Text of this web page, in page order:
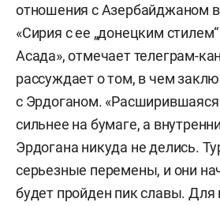
отношения с Азербайджаном
«Сирия с ее „донецким
Асада», отмечает телеграм-
рассуждает о том, в чем
с Эрдоганом. «Расширившаяся
сильнее на бумаге, а
Эрдогана никуда не делись.
серьезные перемены, и они
будет пройден пик славы. Для